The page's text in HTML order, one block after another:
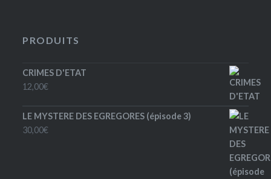
PRODUITS
CRIMES D'ETAT
12,00€
LE MYSTERE DES EGREGORES (épisode 3)
30,00€